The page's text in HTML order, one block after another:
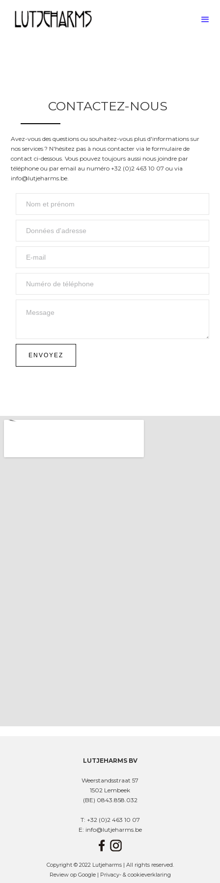
CONTACTEZ-NOUS
Avez-vous des questions ou souhaitez-vous plus d'informations sur
nos services ? N'hésitez pas à nous contacter via le formulaire de
contact ci-dessous. Vous pouvez toujours aussi nous joindre par
téléphone ou par email au numéro +32 (0)2 463 10 07 ou via
info@lutjeharms.be.
LUTJEHARMS BV
Weerstandsstraat 57
1502 Lembeek
(BE) 0843.858.032
T: +32 (0)2 463 10 07
E: info@lutjeharms.be
Copyright © 2022 Lutjeharms | All rights reserved.
Review op Google | Privacy- & cookieverklaring